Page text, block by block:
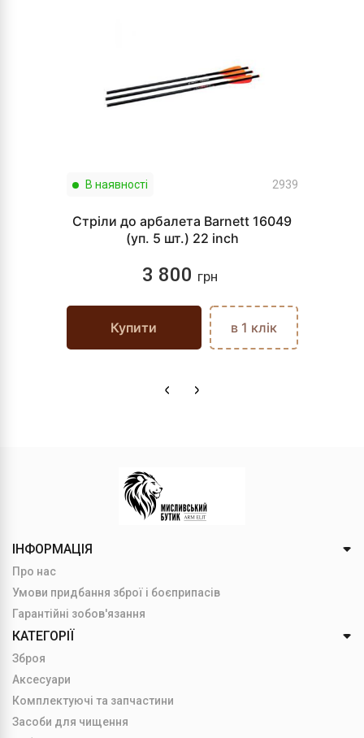
В наявності 2939
Стріли до арбалета Barnett 16049
(уп. 5 шт.) 22 inch
3 800 грн
Купити в 1 клік
ІНФОРМАЦІЯ
Про нас
Умови придбання зброї і боєприпасів
Гарантійні зобов'язання
КАТЕГОРІЇ
Зброя
Аксесуари
Комплектуючі та запчастини
Засоби для чищення